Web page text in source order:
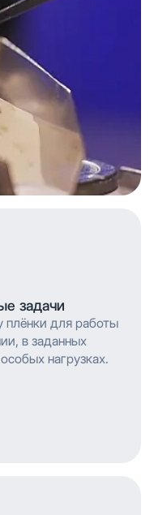
задачи
для работы
в заданных
нагрузках.